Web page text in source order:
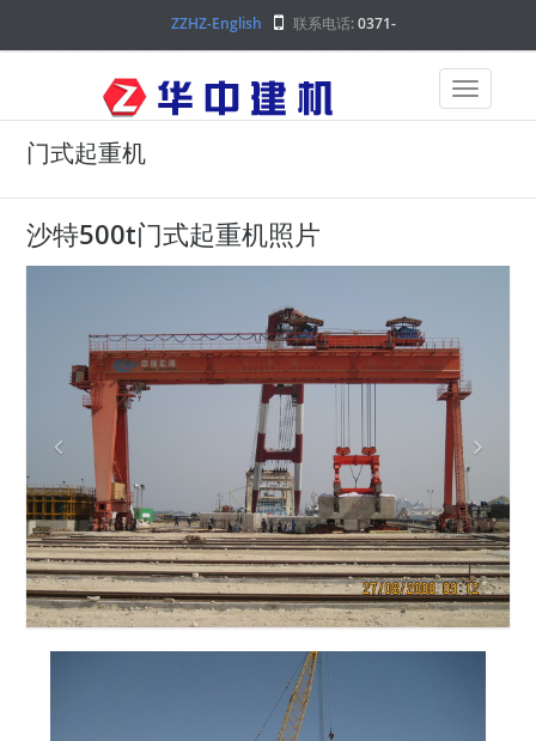
ZZHZ-English 联系电话:0371-
门式起重机
沙特500t门式起重机照片